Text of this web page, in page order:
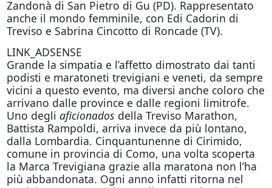
Zandonà di San Pietro di Gu (PD). Rappresentato
anche il mondo femminile, con Edi Cadorin di
Treviso e Sabrina Cincotto di Roncade (TV).
LINK_ADSENSE
Grande la simpatia e l’affetto dimostrato dai tanti
podisti e maratoneti trevigiani e veneti, da sempre
vicini a questo evento, ma diversi anche coloro che
arrivano dalle province e dalle regioni limitrofe.
Uno degli aficionados della Treviso Marathon,
Battista Rampoldi, arriva invece da più lontano,
dalla Lombardia. Cinquantunenne di Cirimido,
comune in provincia di Como, una volta scoperta
la Marca Trevigiana grazie alla maratona non l’ha
più abbandonata. Ogni anno infatti ritorna nel